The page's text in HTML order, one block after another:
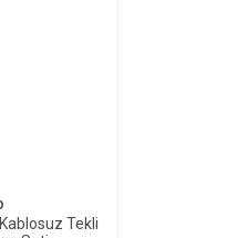
Tekli